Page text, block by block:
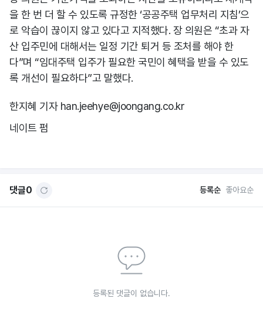
을 한 번 더 할 수 있도록 규정한 ‘공공주택 업무처리 지침’으
로 악습이 끊이지 않고 있다고 지적했다. 장 의원은 “초과 자
산 입주민에 대해서는 일정 기간 퇴거 등 조처를 해야 한
다”며 “임대주택 입주가 필요한 국민이 혜택을 받을 수 있도
록 개선이 필요하다”고 말했다.
한지혜 기자 han.jeehye@joongang.co.kr
네이트 펌
댓글0 등록순 좋아요순
등록된 댓글이 없습니다.